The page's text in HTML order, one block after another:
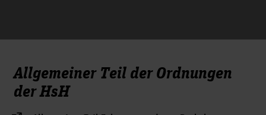
Allgemeiner Teil der Ordnungen
der HsH